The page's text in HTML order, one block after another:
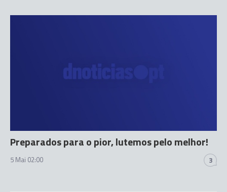
Preparados para o pior, lutemos pelo melhor!
5 Mai 02:00 3